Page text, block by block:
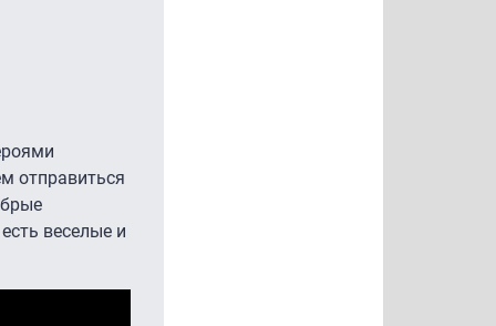
отправиться
веселые и